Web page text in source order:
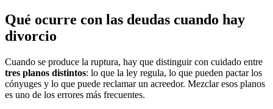
Qué ocurre con las deudas cuando hay
divorcio
Cuando se produce la ruptura, hay que distinguir con cuidado entre
tres planos distintos: lo que la ley regula, lo que pueden pactar los
cónyuges y lo que puede reclamar un acreedor. Mezclar esos planos
es uno de los errores más frecuentes.